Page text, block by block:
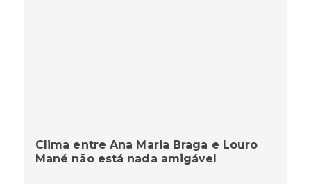
Clima entre Ana Maria Braga e Louro
Mané não está nada amigável